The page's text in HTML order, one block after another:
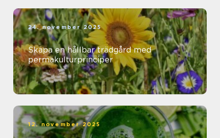
24. november 2025
Skapa en hållbar trädgård med
permakulturprinciper
12. november 2025